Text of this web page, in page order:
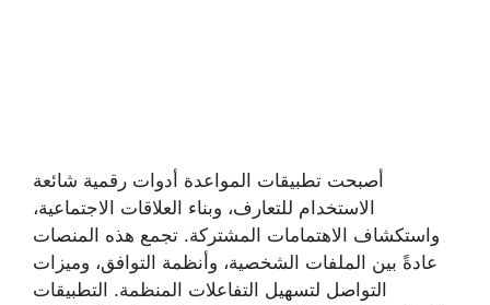
أصبحت تطبيقات المواعدة أدوات رقمية شائعة
الاستخدام للتعارف، وبناء العلاقات الاجتماعية،
واستكشاف الاهتمامات المشتركة. تجمع هذه المنصات
عادةً بين الملفات الشخصية، وأنظمة التوافق، وميزات
التواصل لتسهيل التفاعلات المنظمة. التطبيقات